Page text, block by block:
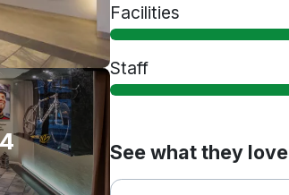
Facilities
Staff
See what they love